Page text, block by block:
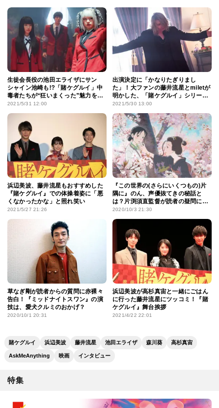
生徒会長役の池田エライザにサン
シャイン池崎も!?「賭ケグルイ」中
毒者たちが“狂いまくった”魅力を語
る
2021/5/31 12:00
出演決定に「かなりたぎりまし
た」！大ファンの藤井流星とmiletが
明かした、「賭ケグルイ」シリーズ
の“沼落ちポイント”
2021/5/30 13:00
浜辺美波、藤井流星もおすすめした
『賭ケグルイ』での体操着姿に「悪
くなかったかな」と照れ笑い
2021/5/27 21:26
『この世界の(さらにいくつもの)片
隅に』のん、声優抜てきの秘話と
は？片渕須直監督が読者の疑問に
次々回答！
2020/10/3 21:30
草なぎ剛が読者からの質問に赤裸々
告白！『ミッドナイトスワン』の演
技は、愛犬クルミのおかげ？
2020/10/1 20:31
浜辺美波が高杉真宙と一緒にごはん
に行った藤井流星にツッコミ！『賭
ケグルイ』舞台挨拶
2021/4/22 22:01
賭ケグルイ 浜辺美波 藤井流星 池田エライザ 森川葵 高杉真宙
AskMeAnything 映画 インタビュー
特集